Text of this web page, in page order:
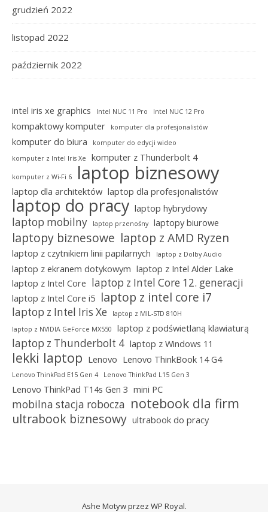
grudzień 2022
listopad 2022
październik 2022
intel iris xe graphics Intel NUC 11 Pro Intel NUC 12 Pro
kompaktowy komputer komputer dla profesjonalistów
komputer do biura
komputer do edycji wideo
komputer z Intel Iris Xe
komputer z Thunderbolt 4
komputer z Wi-Fi 6 laptop biznesowy
laptop dla architektów laptop dla profesjonalistów
laptop do pracy laptop hybrydowy
laptop mobilny laptop przenośny laptopy biurowe
laptopy biznesowe laptop z AMD Ryzen
laptop z czytnikiem linii papilarnych laptop z Dolby Audio
laptop z ekranem dotykowym laptop z Intel Alder Lake
laptop z Intel Core laptop z Intel Core 12. generacji
laptop z Intel Core i5 laptop z intel core i7
laptop z Intel Iris Xe
laptop z MIL-STD 810H
laptop z NVIDIA GeForce MX550
laptop z podświetlaną klawiaturą
laptop z Thunderbolt 4 laptop z Windows 11
lekki laptop Lenovo Lenovo ThinkBook 14 G4
Lenovo ThinkPad E15 Gen 4 Lenovo ThinkPad L15 Gen 3
Lenovo ThinkPad T14s Gen 3 mini PC
mobilna stacja robocza notebook dla firm
ultrabook biznesowy ultrabook do pracy
Ashe Motyw przez WP Royal.